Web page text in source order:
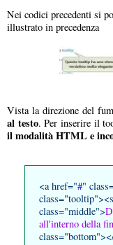
Nei codici precedenti si
illustrato in precedenza
Vista la direzione del
al testo. Per inserire il
il modalità HTML e
<a href="#"
class="middle">
all'interno della